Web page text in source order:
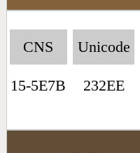
CNS
15-5E7B
Unicode
232EE